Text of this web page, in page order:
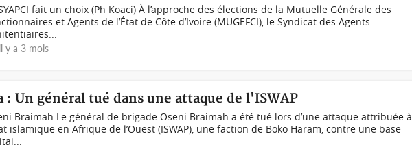
fait un choix (Ph Koaci) À l’approche des élections de la Mutuelle Générale des
et Agents de l’État de Côte d’Ivoire (MUGEFCI), le Syndicat des Agents
il y a 3 mois
: Un général tué dans une attaque de l'ISWAP
Braimah Le général de brigade Oseni Braimah a été tué lors d’une attaque attribuée à
islamique en Afrique de l’Ouest (ISWAP), une faction de Boko Haram, contre une base